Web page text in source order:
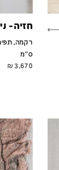
חזיה-
ס''מ
3,670
₪